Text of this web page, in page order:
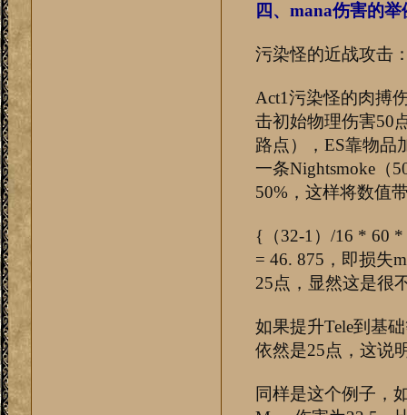
四、mana伤害的举
污染怪的近战攻击
Act1污染怪的肉搏
击初始物理伤害50
路点），ES靠物品
一条Nightsmoke（
50%，这样将数值
{（32-1）/16 * 60
= 46. 875，即损失
25点，显然这是很
如果提升Tele到基
依然是25点，这说
同样是这个例子，